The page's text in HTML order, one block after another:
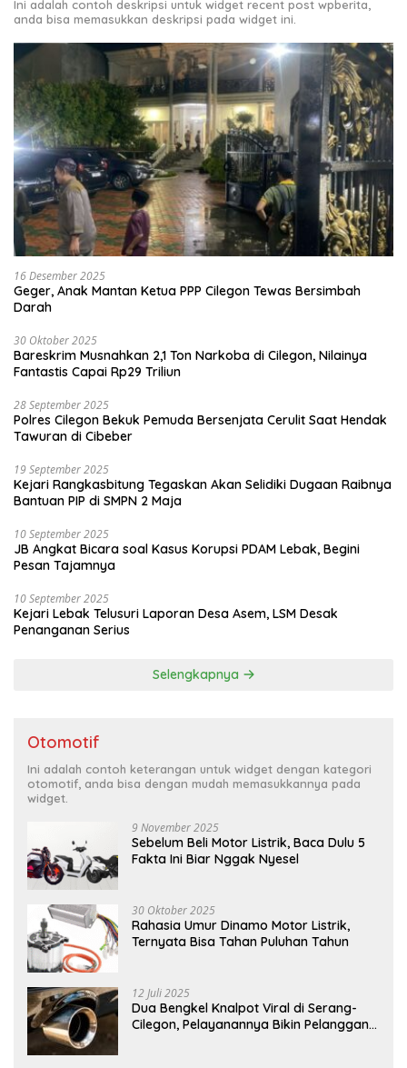
Ini adalah contoh deskripsi untuk widget recent post wpberita,
anda bisa memasukkan deskripsi pada widget ini.
16 Desember 2025
Geger, Anak Mantan Ketua PPP Cilegon Tewas Bersimbah
Darah
30 Oktober 2025
Bareskrim Musnahkan 2,1 Ton Narkoba di Cilegon, Nilainya
Fantastis Capai Rp29 Triliun
28 September 2025
Polres Cilegon Bekuk Pemuda Bersenjata Cerulit Saat Hendak
Tawuran di Cibeber
19 September 2025
Kejari Rangkasbitung Tegaskan Akan Selidiki Dugaan Raibnya
Bantuan PIP di SMPN 2 Maja
10 September 2025
JB Angkat Bicara soal Kasus Korupsi PDAM Lebak, Begini
Pesan Tajamnya
10 September 2025
Kejari Lebak Telusuri Laporan Desa Asem, LSM Desak
Penanganan Serius
Selengkapnya
Otomotif
Ini adalah contoh keterangan untuk widget dengan kategori
otomotif, anda bisa dengan mudah memasukkannya pada
widget.
9 November 2025
Sebelum Beli Motor Listrik, Baca Dulu 5
Fakta Ini Biar Nggak Nyesel
30 Oktober 2025
Rahasia Umur Dinamo Motor Listrik,
Ternyata Bisa Tahan Puluhan Tahun
12 Juli 2025
Dua Bengkel Knalpot Viral di Serang-
Cilegon, Pelayanannya Bikin Pelanggan